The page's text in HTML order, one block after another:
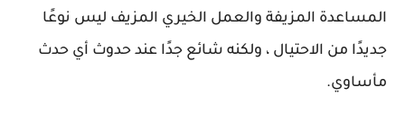
المساعدة المزيفة والعمل الخيري المزيف ليس نوعًا
جديدًا من الاحتيال ، ولكنه شائع جدًا عند حدوث أي حدث
مأساوي.